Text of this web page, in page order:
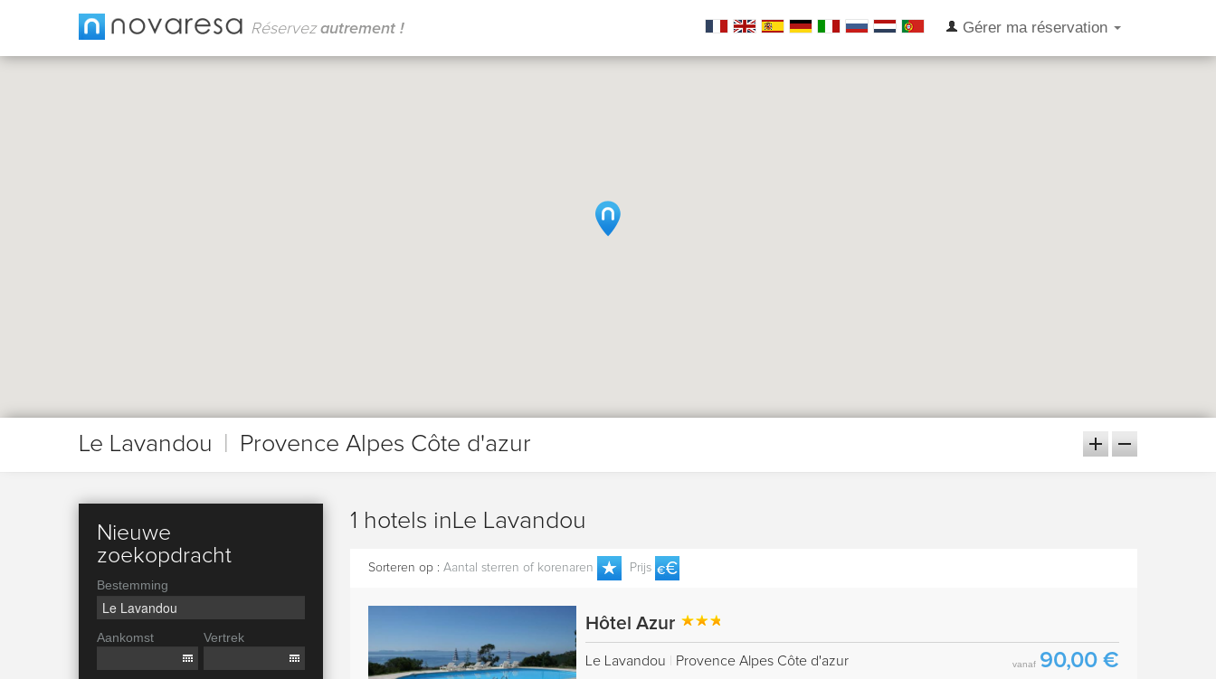
Réservezautrement ! Gérer ma réservation
Le Lavandou Provence Alpes Côte d'azur
Nieuwe
zoekopdracht
Bestemming
Aankomst Vertrek
1 hotels inLe Lavandou
Sorteren op : Aantal sterren of korenaren Prijs
Hôtel Azur
Le Lavandou Provence Alpes Côte d'azur vanaf 90,00 €